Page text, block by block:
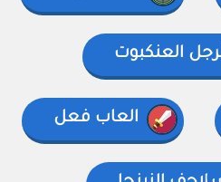
العنكبوت
العاب فعل